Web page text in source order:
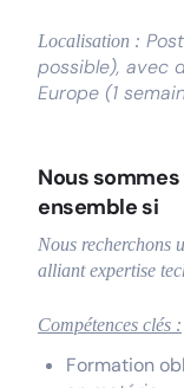
Localisation :
possible), avec
Europe (1
Nous
ensemble si
Nous recherchons
alliant expertise
Compétences clés :
Formation